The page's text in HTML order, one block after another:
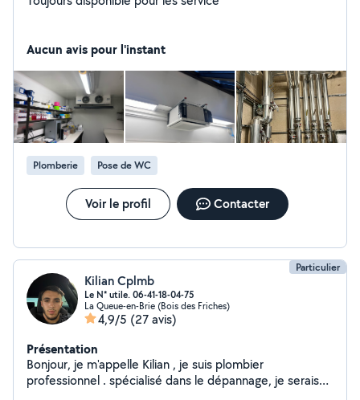
Aucun avis pour l'instant
Plomberie Pose de WC
Voir le profil Contacter
Particulier
Kilian Cplmb
Le N* utile. 06-41-18-04-75
La Queue-en-Brie (Bois des Friches)
4,9/5 (27 avis)
Présentation
Bonjour, je m'appelle Kilian , je suis plombier
professionnel . spécialisé dans le dépannage, je serais